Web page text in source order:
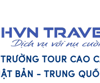
TOUR CAO
BẢN - TRUNG